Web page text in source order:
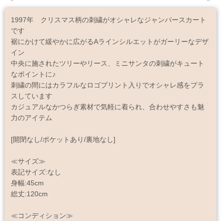
1997年 クリスマス柄の刺繍がオシャレなジャンパースカート
です
裾にかけて緩やかに広がるAラインシルエットがガーリーなデザ
イン
中央に施されたツリーやリース、ミニサンタの刺繍がキュート
なポイントに♪
刺繍の間にはカラフルなロゴプリント入りでオシャレ感をプラ
スしています
カジュアルなかつらぎ素材で気軽に着られ、合わせやすさも魅
力のアイテム
[開閉なし/ポケットあり/裏地なし]
≪サイズ≫
表記サイズ:なし
身幅:45cm
総丈:120cm
≪コンディション≫